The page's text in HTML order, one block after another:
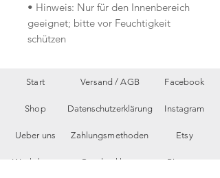
• Hinweis: Nur für den Innenbereich
geeignet; bitte vor Feuchtigkeit
schützen
Start
Shop
Ueber uns
Workshops
Versand /AGB
Datenschutzerklärung
Zahlungsmethoden
Geschenkkarte
Facebook
Instagram
Etsy
Pinterest